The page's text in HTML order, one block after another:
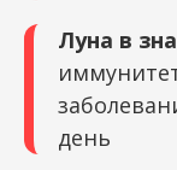
Луна в
день